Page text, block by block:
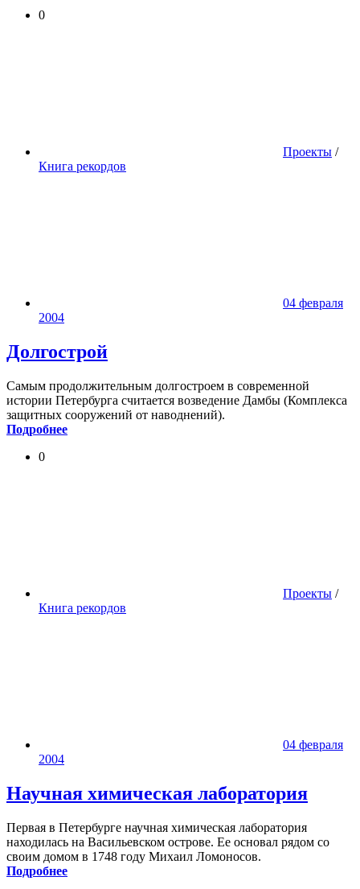
0
Проекты /
Книга рекордов
04 февраля
2004
Долгострой
Самым продолжительным долгостроем в современной
истории Петербурга считается возведение Дамбы (Комплекса
защитных сооружений от наводнений).
Подробнее
0
Проекты /
Книга рекордов
04 февраля
2004
Научная химическая лаборатория
Первая в Петербурге научная химическая лаборатория
находилась на Васильевском острове. Ее основал рядом со
своим домом в 1748 году Михаил Ломоносов.
Подробнее